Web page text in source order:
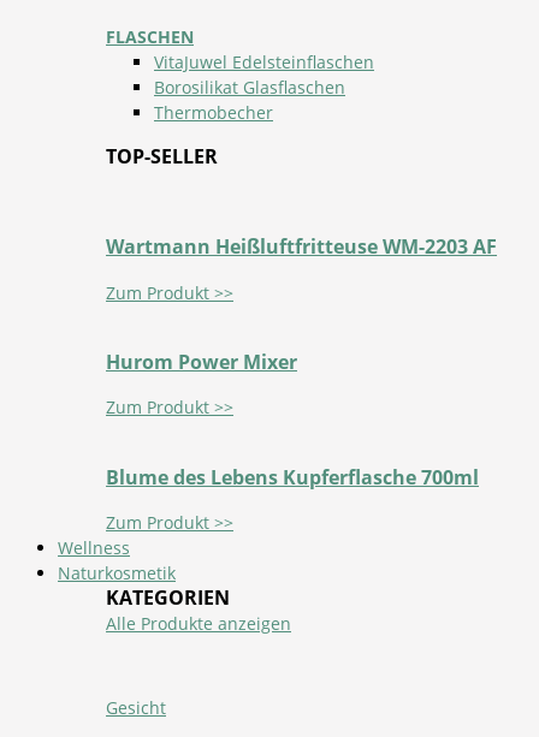
FLASCHEN
VitaJuwel Edelsteinflaschen
Borosilikat Glasflaschen
Thermobecher
TOP-SELLER
Wartmann Heißluftfritteuse WM-2203 AF
Zum Produkt >>
Hurom Power Mixer
Zum Produkt >>
Blume des Lebens Kupferflasche 700ml
Zum Produkt >>
Wellness
Naturkosmetik
KATEGORIEN
Alle Produkte anzeigen
Gesicht